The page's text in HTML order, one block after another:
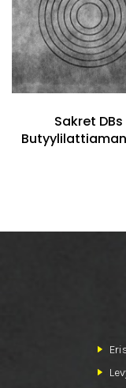
Sakret DBs